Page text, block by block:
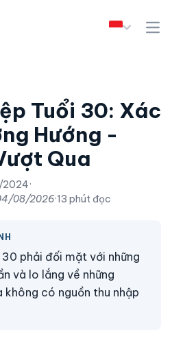
Tuổi 30: Xác
Hướng -
Qua
·
08/2026·13 phút đọc
phải đối mặt với những
và lo lắng về những
không có nguồn thu nhập